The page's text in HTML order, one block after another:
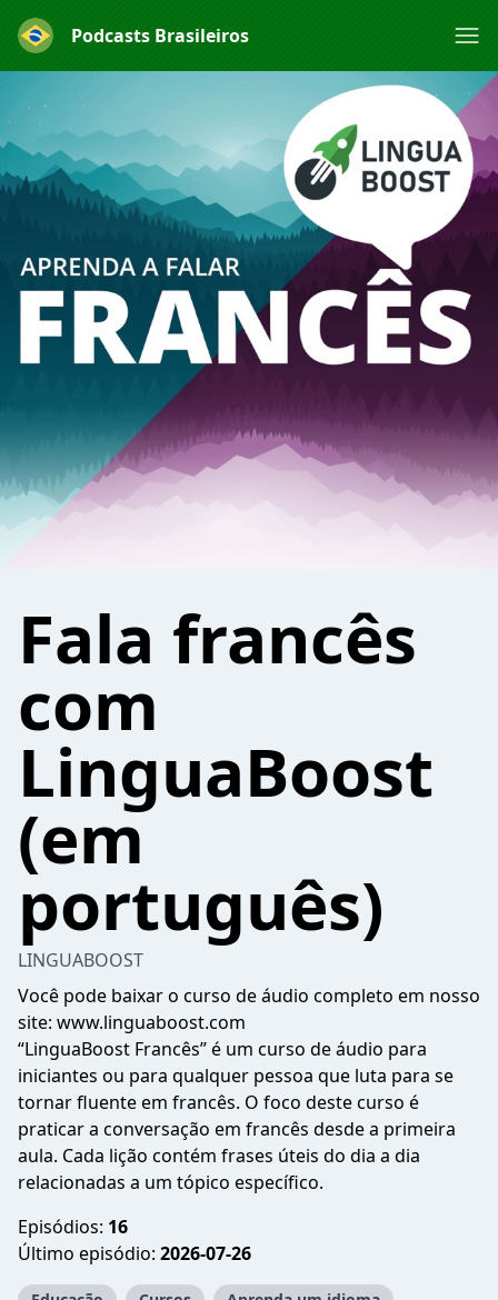
Podcasts Brasileiros
Fala francês
com
LinguaBoost
(em
português)
LINGUABOOST
Você pode baixar o curso de áudio completo em nosso
site: www.linguaboost.com
“LinguaBoost Francês” é um curso de áudio para
iniciantes ou para qualquer pessoa que luta para se
tornar fluente em francês. O foco deste curso é
praticar a conversação em francês desde a primeira
aula. Cada lição contém frases úteis do dia a dia
relacionadas a um tópico específico.
Episódios: 16
Último episódio: 2026-07-26